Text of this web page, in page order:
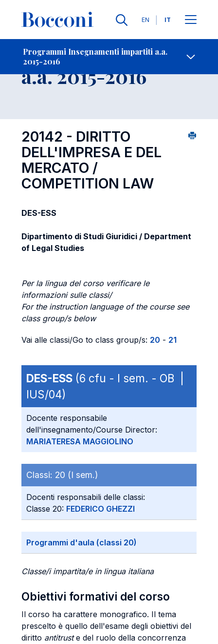
Lingue
EN IT
Programmi Insegnamenti impartiti a.a.
2015-2016
-
Insegnamento
a.a. 2015-2016
20142 - DIRITTO
DELL'IMPRESA E DEL
MERCATO /
COMPETITION LAW
DES-ESS
Dipartimento di Studi Giuridici / Department
of Legal Studies
Per la lingua del corso verificare le
informazioni sulle classi/
For the instruction language of the course see
class group/s below
Vai alle classi/Go to class group/s: 20 - 21
DES-ESS (6 cfu - I sem. - OB |
IUS/04)
Docente responsabile
dell'insegnamento/Course Director:
MARIATERESA MAGGIOLINO
Classi: 20 (I sem.)
Docenti responsabili delle classi:
Classe 20: FEDERICO GHEZZI
Programmi d'aula (classi 20)
Classe/i impartita/e in lingua italiana
Obiettivi formativi del corso
Il corso ha carattere monografico. Il tema
prescelto è quello dell'esame degli obiettivi del
diritto antitruste del ruolo della concorrenza